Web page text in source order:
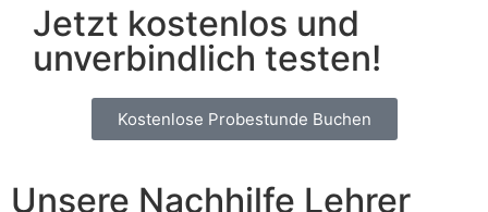
Jetzt kostenlos und
unverbindlich testen!
Kostenlose Probestunde Buchen
Unsere Nachhilfe Lehrer